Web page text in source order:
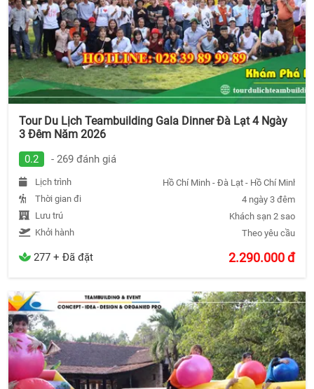
Tour Du Lịch Teambuilding Gala Dinner Đà Lạt 4 Ngày
3 Đêm Năm 2026
0.2 - 269 đánh giá
Lịch trình
Hồ Chí Minh - Đà Lạt - Hồ Chí Minh
Thời gian đi
4 ngày 3 đêm
Lưu trú
Khách sạn 2 sao
Khởi hành
Theo yêu cầu
277 + Đã đặt 2.290.000đ